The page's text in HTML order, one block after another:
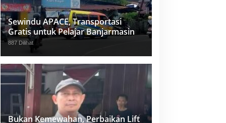
Sewindu APACE, Transportasi
Gratis untuk Pelajar Banjarmasin
887 Dilihat
Bukan Kemewahan, Perbaikan Lift